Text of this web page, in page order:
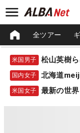
全ツアー
米国男子
国内女子 北海道
米国女子 最新の世